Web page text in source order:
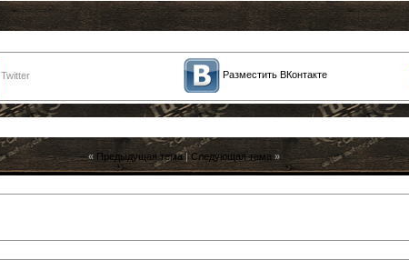
Twitter Разместить ВКонтакте
« Предыдущая тема|Следующая тема »